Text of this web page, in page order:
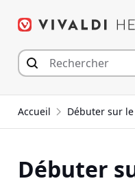
Accueil Débuter sur
Débuter